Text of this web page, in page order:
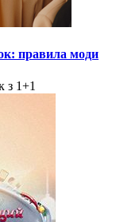
правила моди
з 1+1